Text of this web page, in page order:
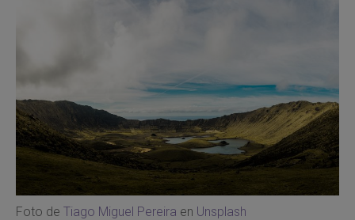
Foto de Tiago Miguel Pereira en Unsplash